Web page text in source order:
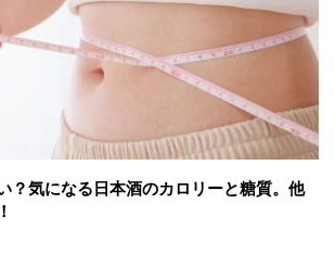
？気になる日本酒のカロリーと糖質。他